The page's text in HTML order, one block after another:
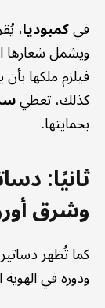
فيكمبوديا،
ويشمل شعارها
فيلزم ملكها بأن
كذلك، تعطي
بحمايتها.
ثانيًا:
وشرق
كما تُظهر
ودوره في الهوية